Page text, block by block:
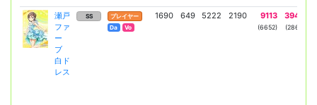
瀬戸
ファ
ー
ブ
白ド
レス
SS
プレイヤー
Da
Vo
1690 649 5222 2190 9113
(6652)
3949
(2862)